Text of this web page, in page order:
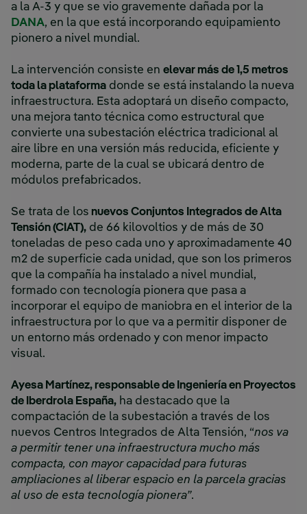
a la A-3 y que se vio gravemente dañada por la
DANA, en la que está incorporando equipamiento
pionero a nivel mundial.
La intervención consiste en elevar más de 1,5 metros
toda la plataforma donde se está instalando la nueva
infraestructura. Esta adoptará un diseño compacto,
una mejora tanto técnica como estructural que
convierte una subestación eléctrica tradicional al
aire libre en una versión más reducida, eficiente y
moderna, parte de la cual se ubicará dentro de
módulos prefabricados.
Se trata de los nuevos Conjuntos Integrados de Alta
Tensión (CIAT), de 66 kilovoltios y de más de 30
toneladas de peso cada uno y aproximadamente 40
m2 de superficie cada unidad, que son los primeros
que la compañía ha instalado a nivel mundial,
formado con tecnología pionera que pasa a
incorporar el equipo de maniobra en el interior de la
infraestructura por lo que va a permitir disponer de
un entorno más ordenado y con menor impacto
visual.
Ayesa Martínez, responsable de Ingeniería en Proyectos
de Iberdrola España, ha destacado que la
compactación de la subestación a través de los
nuevos Centros Integrados de Alta Tensión, “nos va
a permitir tener una infraestructura mucho más
compacta, con mayor capacidad para futuras
ampliaciones al liberar espacio en la parcela gracias
al uso de esta tecnología pionera”.